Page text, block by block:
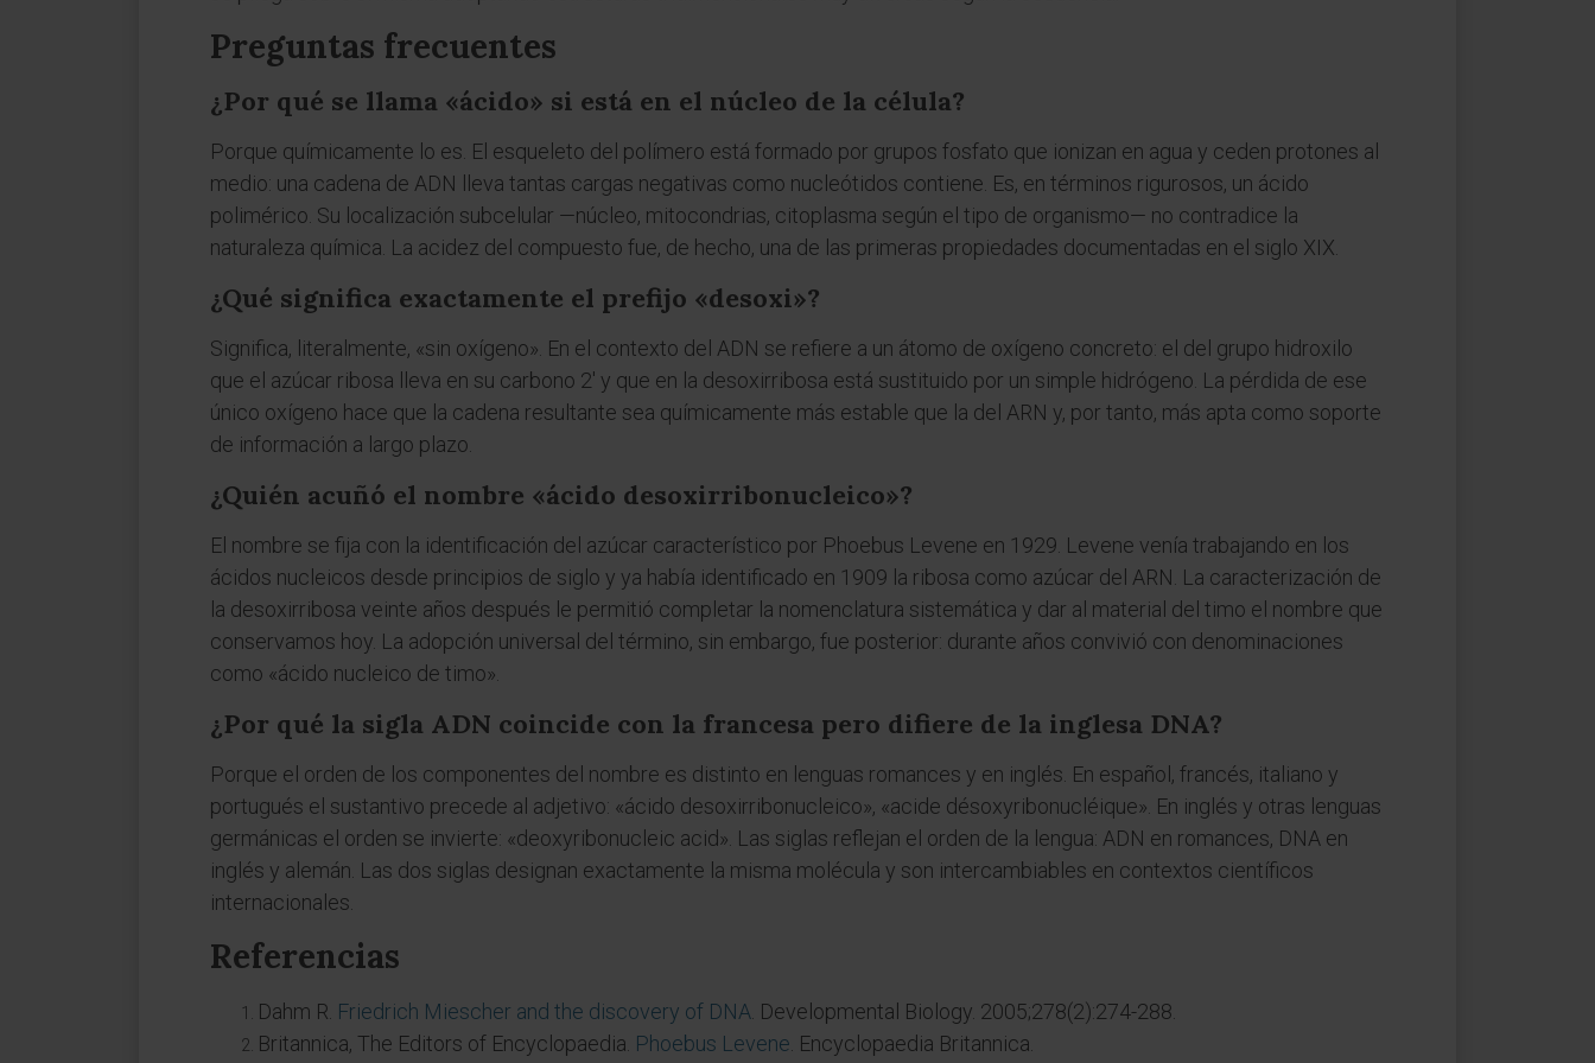
Preguntas frecuentes
¿Por qué se llama «ácido» si está en el núcleo de la célula?
Porque químicamente lo es. El esqueleto del polímero está formado por grupos fosfato que ionizan en agua y ceden protones al
medio: una cadena de ADN lleva tantas cargas negativas como nucleótidos contiene. Es, en términos rigurosos, un ácido
polimérico. Su localización subcelular —núcleo, mitocondrias, citoplasma según el tipo de organismo— no contradice la
naturaleza química. La acidez del compuesto fue, de hecho, una de las primeras propiedades documentadas en el siglo XIX.
¿Qué significa exactamente el prefijo «desoxi»?
Significa, literalmente, «sin oxígeno». En el contexto del ADN se refiere a un átomo de oxígeno concreto: el del grupo hidroxilo
que el azúcar ribosa lleva en su carbono 2' y que en la desoxirribosa está sustituido por un simple hidrógeno. La pérdida de ese
único oxígeno hace que la cadena resultante sea químicamente más estable que la del ARN y, por tanto, más apta como soporte
de información a largo plazo.
¿Quién acuñó el nombre «ácido desoxirribonucleico»?
El nombre se fija con la identificación del azúcar característico por Phoebus Levene en 1929. Levene venía trabajando en los
ácidos nucleicos desde principios de siglo y ya había identificado en 1909 la ribosa como azúcar del ARN. La caracterización de
la desoxirribosa veinte años después le permitió completar la nomenclatura sistemática y dar al material del timo el nombre que
conservamos hoy. La adopción universal del término, sin embargo, fue posterior: durante años convivió con denominaciones
como «ácido nucleico de timo».
¿Por qué la sigla ADN coincide con la francesa pero difiere de la inglesa DNA?
Porque el orden de los componentes del nombre es distinto en lenguas romances y en inglés. En español, francés, italiano y
portugués el sustantivo precede al adjetivo: «ácido desoxirribonucleico», «acide désoxyribonucléique». En inglés y otras lenguas
germánicas el orden se invierte: «deoxyribonucleic acid». Las siglas reflejan el orden de la lengua: ADN en romances, DNA en
inglés y alemán. Las dos siglas designan exactamente la misma molécula y son intercambiables en contextos científicos
internacionales.
Referencias
Dahm R. Friedrich Miescher and the discovery of DNA . Developmental Biology. 2005;278(2):274-288.
Britannica, The Editors of Encyclopaedia. Phoebus Levene . Encyclopaedia Britannica.